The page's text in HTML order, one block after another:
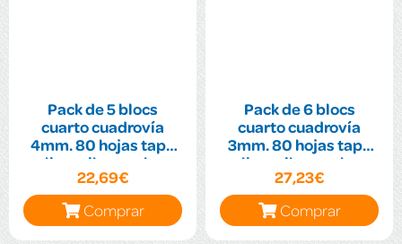
Pack de 5 blocs
cuarto cuadrovía
4mm. 80 hojas tapa
polipropileno colores
surtidos flúor
22,69€
Comprar
Pack de 6 blocs
cuarto cuadrovía
3mm. 80 hojas tapa
polipropileno colores
surtidos flúor
27,23€
Comprar